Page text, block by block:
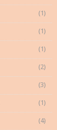
(1)
(1)
(1)
(2)
(3)
(1)
(4)